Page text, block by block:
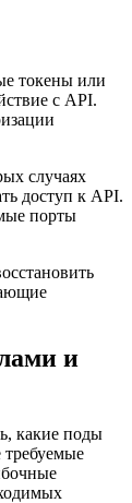
токены или
с API.
случаях
доступ к API.
порты
и
какие поды
требуемые